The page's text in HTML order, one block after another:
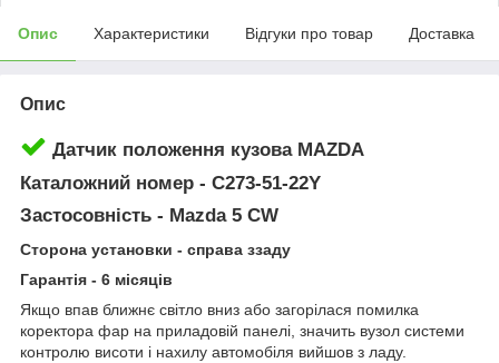
Опис Характеристики Відгуки про товар Доставка
Опис
Датчик положення кузова MAZDA
Каталожний номер - C273-51-22Y
Застосовність - Mazda 5 CW
Сторона установки - справа ззаду
Гарантія - 6 місяців
Якщо впав ближнє світло вниз або загорілася помилка
коректора фар на приладовій панелі, значить вузол системи
контролю висоти і нахилу автомобіля вийшов з ладу.